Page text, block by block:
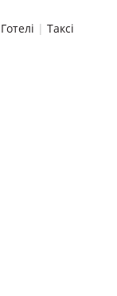
Готелі | Таксі